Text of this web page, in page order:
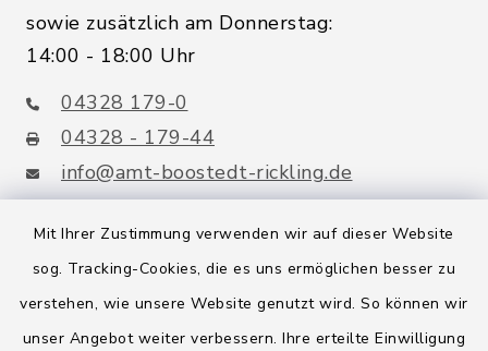
Mit Ihrer Zustimmung verwenden wir auf dieser Website
sog. Tracking-Cookies, die es uns ermöglichen besser zu
verstehen, wie unsere Website genutzt wird. So können wir
unser Angebot weiter verbessern. Ihre erteilte Einwilligung
sowie zusätzlich am Donnerstag:
14:00 - 18:00 Uhr
04328 179-0
04328 - 179-44
info@amt-boostedt-rickling.de
Quicklinks
Amt Boostedt-Rickling